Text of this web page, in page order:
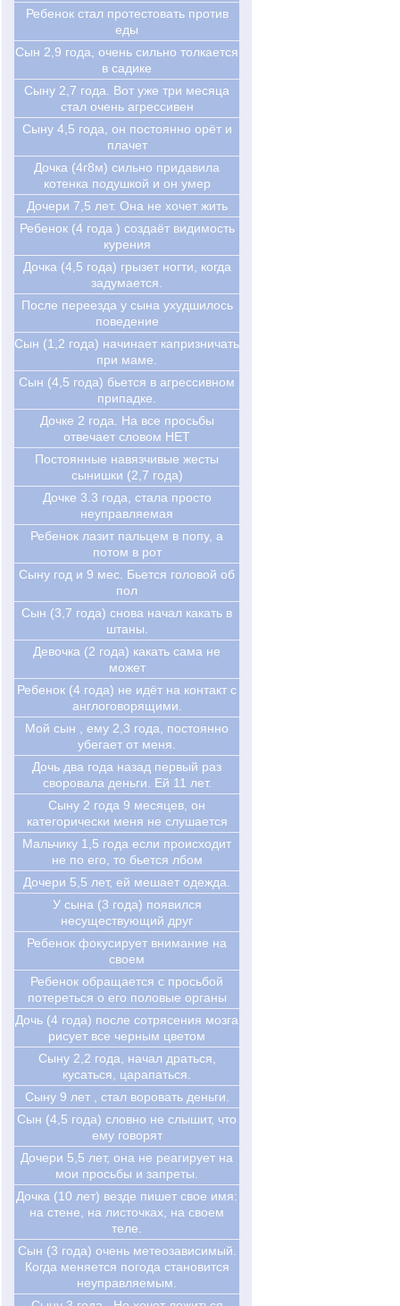
Ребенок стал протестовать против
еды
Cын 2,9 года, очень сильно толкается
в садике
Cыну 2,7 года. Вот уже три месяца
стал очень агрессивен
Cыну 4,5 года, он постоянно орёт и
плачет
Дочка (4г8м) сильно придавила
котенка подушкой и он умер
Дочери 7,5 лет. Она не хочет жить
Ребенок (4 года ) создаёт видимость
курения
Дочка (4,5 года) грызет ногти, когда
задумается.
После переезда у сына ухудшилось
поведение
Сын (1,2 года) начинает капризничать
при маме.
Сын (4,5 года) бьется в агрессивном
припадке.
Дочке 2 года. На все просьбы
отвечает словом НЕТ
Постоянные навязчивые жесты
сынишки (2,7 года)
Дочке 3.3 года, стала просто
неуправляемая
Ребенок лазит пальцем в попу, а
потом в рот
Сыну год и 9 мес. Бьется головой об
пол
Сын (3,7 года) снова начал какать в
штаны.
Девочка (2 года) какать сама не
может
Ребенок (4 года) не идёт на контакт с
англоговорящими.
Мой сын , ему 2,3 года, постоянно
убегает от меня.
Дочь два года назад первый раз
своровала деньги. Ей 11 лет.
Cыну 2 года 9 месяцев, он
категорически меня не слушается
Мальчику 1,5 года если происходит
не по его, то бьется лбом
Дочери 5,5 лет, ей мешает одежда.
У сына (3 года) появился
несуществующий друг
Ребенок фокусирует внимание на
своем
Ребенок обращается с просьбой
потереться о его половые органы
Дочь (4 года) после сотрясения мозга
рисует все черным цветом
Сыну 2,2 года, начал драться,
кусаться, царапаться.
Сыну 9 лет , стал воровать деньги.
Сын (4,5 года) словно не слышит, что
ему говорят
Дочери 5,5 лет, она не реагирует на
мои просьбы и запреты.
Дочка (10 лет) везде пишет свое имя:
на стене, на листочках, на своем
теле.
Сын (3 года) очень метеозависимый.
Когда меняется погода становится
неуправляемым.